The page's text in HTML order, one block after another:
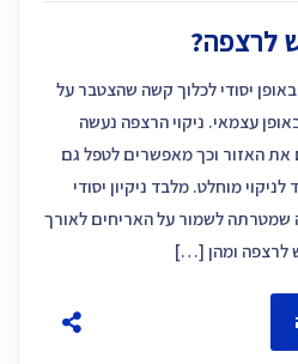
לרצפה?
יסודי לכלוך קשה שהצטבר על
עצמאי. ניקוי הרצפה נעשה
האזור וכך מאפשרים לטפל גם
מוחלט. מלבד ניקיון יסודי
שמטרתה לשמור על האריחים לאורך
לרצפה ומהן […]